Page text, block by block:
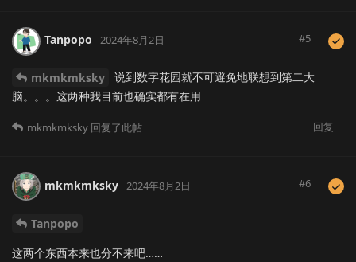
Tanpopo 2024年8月2日 #5
mkmkmksky
说到数字花园就不可避免地联想到第二大
脑。。。这两种我目前也确实都有在用
回复
mkmkmksky 回复了此帖
mkmkmksky 2024年8月2日 #6
Tanpopo
这两个东西本来也分不来吧……